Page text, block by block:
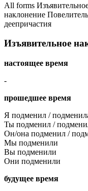
All forms
наклонение
деепричастия
Изъявительное
настоящее время
-
прошедшее время
Я подменил /
Ты подменил /
Он/она подменил /
Мы подменили
Вы подменили
Они подменили
будущее время